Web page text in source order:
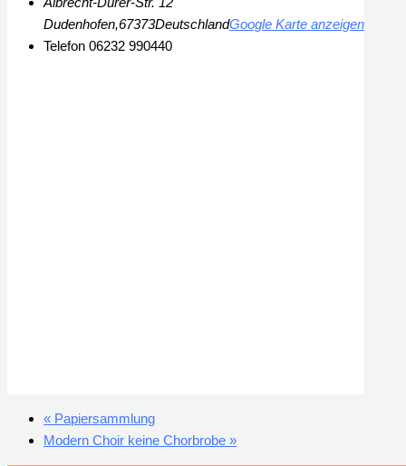
Dudenhofen,67373DeutschlandGoogle Karte anzeigen
Telefon 06232 990440
« Papiersammlung
Modern Choir keine Chorbrobe »